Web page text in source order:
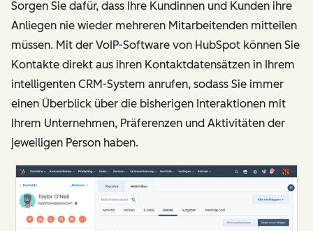
Sorgen Sie dafür, dass Ihre Kundinnen und Kunden ihre
Anliegen nie wieder mehreren Mitarbeitenden mitteilen
müssen. Mit der VoIP-Software von HubSpot können Sie
Kontakte direkt aus ihren Kontaktdatensätzen in Ihrem
intelligenten CRM-System anrufen, sodass Sie immer
einen Überblick über die bisherigen Interaktionen mit
Ihrem Unternehmen, Präferenzen und Aktivitäten der
jeweiligen Person haben.